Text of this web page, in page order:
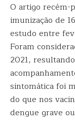
O artigo recém-
imunização de
estudo entre
Foram
2021,
sintomática foi
do que nos
dengue grave